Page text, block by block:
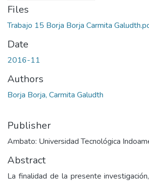
Files
Trabajo 15 Borja Borja Carmita
Date
2016-11
Authors
Borja Borja, Carmita Galudth
Publisher
Ambato: Universidad Tecnológica
Abstract
La finalidad de la presente